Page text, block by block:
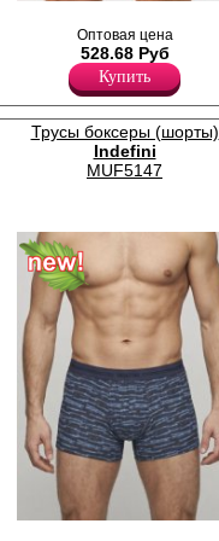
Лайкра 5%
Хлопок 95%
Оптовая цена
528.68 Руб
Купить
Трусы боксеры (шорты)
Indefini
MUF5147